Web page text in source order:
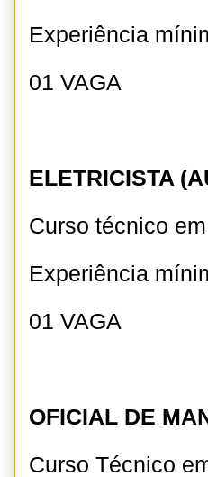
Experiência
01 VAGA
ELETRICISTA
Curso técnico
Experiência
01 VAGA
OFICIAL DE
Curso Técnico